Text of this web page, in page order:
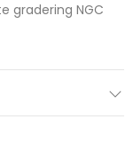
gradering NGC